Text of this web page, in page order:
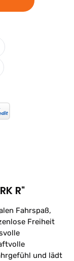
R"
Fahrspaß,
Freiheit
und lädt